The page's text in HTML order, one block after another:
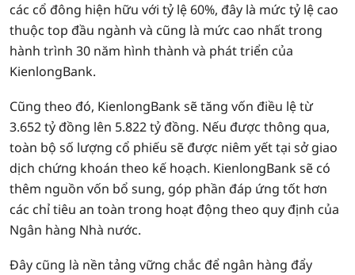
các cổ đông hiện hữu với tỷ lệ 60%, đây là mức tỷ lệ cao
thuộc top đầu ngành và cũng là mức cao nhất trong
hành trình 30 năm hình thành và phát triển của
KienlongBank.
Cũng theo đó, KienlongBank sẽ tăng vốn điều lệ từ
3.652 tỷ đồng lên 5.822 tỷ đồng. Nếu được thông qua,
toàn bộ số lượng cổ phiếu sẽ được niêm yết tại sở giao
dịch chứng khoán theo kế hoạch. KienlongBank sẽ có
thêm nguồn vốn bổ sung, góp phần đáp ứng tốt hơn
các chỉ tiêu an toàn trong hoạt động theo quy định của
Ngân hàng Nhà nước.
Đây cũng là nền tảng vững chắc để ngân hàng đẩy